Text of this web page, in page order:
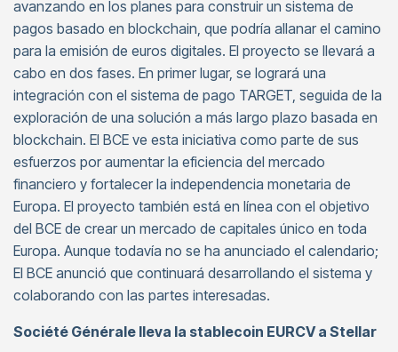
avanzando en los planes para construir un sistema de
pagos basado en blockchain, que podría allanar el camino
para la emisión de euros digitales. El proyecto se llevará a
cabo en dos fases. En primer lugar, se logrará una
integración con el sistema de pago TARGET, seguida de la
exploración de una solución a más largo plazo basada en
blockchain. El BCE ve esta iniciativa como parte de sus
esfuerzos por aumentar la eficiencia del mercado
financiero y fortalecer la independencia monetaria de
Europa. El proyecto también está en línea con el objetivo
del BCE de crear un mercado de capitales único en toda
Europa. Aunque todavía no se ha anunciado el calendario;
El BCE anunció que continuará desarrollando el sistema y
colaborando con las partes interesadas.
Société Générale lleva la stablecoin EURCV a Stellar